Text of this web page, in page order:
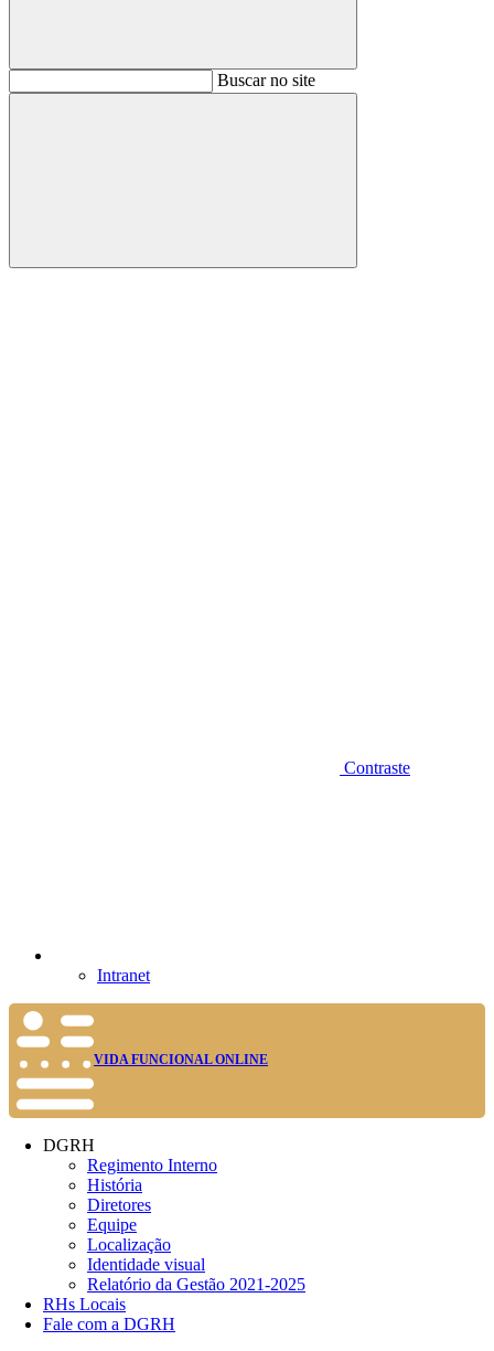
BuscarBuscar no site
Buscar
Contraste
Intranet
VIDA FUNCIONAL ONLINE
DGRH
Regimento Interno
História
Diretores
Equipe
Localização
Identidade visual
Relatório da Gestão 2021-2025
RHs Locais
Fale com a DGRH